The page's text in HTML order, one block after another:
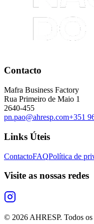
Contacto
Mafra Business Factory
Rua Primeiro de Maio 1
2640-455
pn.pao@ahresp.com+351
Links Úteis
ContactoFAQPolítica de
Visite as nossas redes
© 2026 AHRESP. Todos